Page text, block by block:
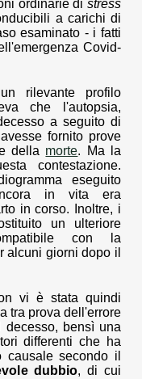
ordinarie di stress
a carichi di
esaminato - i fatti
Covid-
rilevante profilo
che l'autopsia,
a seguito di
fornito prove
della morte. Ma la
contestazione.
eseguito
in vita era
in corso. Inoltre, i
un ulteriore
con la
alcuni giorni dopo il
vi è stata quindi
tra prova dell'errore
bensì una
differenti che ha
secondo il
dubbio, di cui